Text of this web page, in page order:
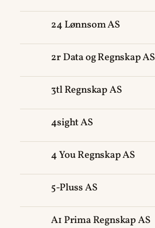
24 Lønnsom AS
2r Data og Regnskap AS
3tl Regnskap AS
4sight AS
4 You Regnskap AS
5-Pluss AS
A1 Prima Regnskap AS